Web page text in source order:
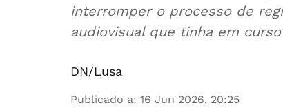
interromper o processo de
audiovisual que tinha em
DN/Lusa
Publicado a: 16 Jun 2026, 20:25